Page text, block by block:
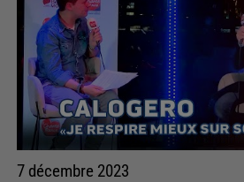
7 décembre 2023